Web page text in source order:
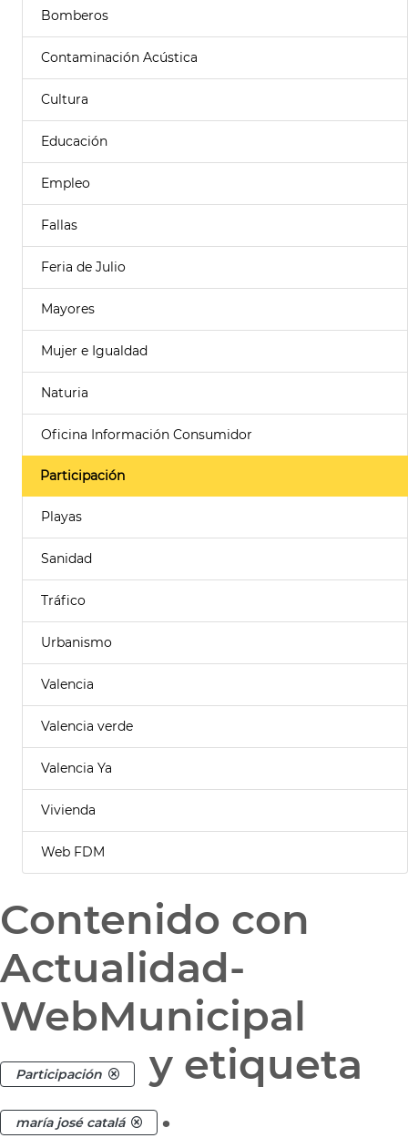
Bomberos
Contaminación Acústica
Cultura
Educación
Empleo
Fallas
Feria de Julio
Mayores
Mujer e Igualdad
Naturia
Oficina Información Consumidor
Participación
Playas
Sanidad
Tráfico
Urbanismo
Valencia
Valencia verde
Valencia Ya
Vivienda
Web FDM
Contenido con
Actualidad-
WebMunicipal
Participación y etiqueta
maría josé catalá .